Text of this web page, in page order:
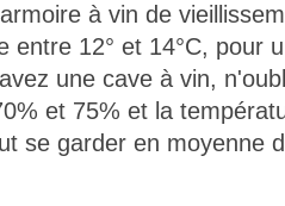
à vin de
entre 12° et 14°C, pour
une cave à vin,
et 75% et la
se garder en moyenne